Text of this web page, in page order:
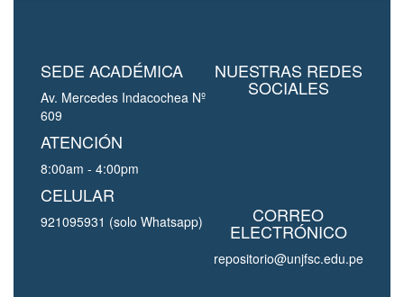
SEDE ACADÉMICA
Av. Mercedes Indacochea Nº
609
ATENCIÓN
8:00am - 4:00pm
CELULAR
921095931 (solo Whatsapp)
NUESTRAS REDES
SOCIALES
CORREO
ELECTRÓNICO
repositorio@unjfsc.edu.pe